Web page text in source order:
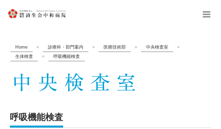
menu
Home » 診療科・部門案内 » 医療技術部 » 中央検査室
»
生体検査
» 呼吸機能検査
呼吸機能検査